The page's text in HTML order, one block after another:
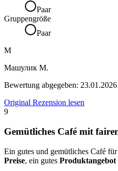
Paar
Gruppengröße
Paar
М
Машулик М.
Bewertung abgegeben: 23.01.2026
Original Rezension lesen
9
Gemütliches Café mit
Ein gutes und gemütliches Café
Preise, ein gutes Produktangebot